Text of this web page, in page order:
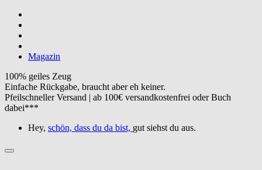
Magazin
100% geiles Zeug
Einfache Rückgabe, braucht aber eh keiner.
Pfeilschneller Versand | ab 100€ versandkostenfrei oder Buch
dabei***
Hey, schön, dass du da bist, gut siehst du aus.